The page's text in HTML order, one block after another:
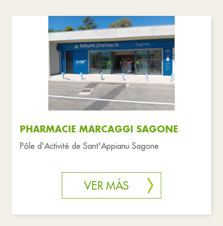
PHARMACIE MARCAGGI SAGONE
Pôle d'Activité de Sant'Appianu Sagone
VER MÁS